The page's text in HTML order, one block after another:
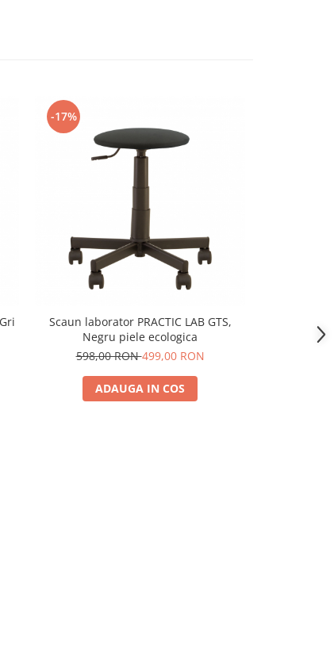
-17%
Scaun laborator PRACTIC LAB GTS,
Negru piele ecologica
598,00 RON499,00 RON
ADAUGA IN COS